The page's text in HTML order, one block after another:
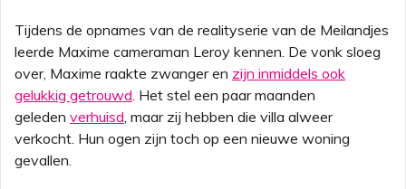
Tijdens de opnames van de realityserie van de Meilandjes
leerde Maxime cameraman Leroy kennen. De vonk sloeg
over, Maxime raakte zwanger en zijn inmiddels ook
gelukkig getrouwd. Het stel een paar maanden
geleden verhuisd, maar zij hebben die villa alweer
verkocht. Hun ogen zijn toch op een nieuwe woning
gevallen.